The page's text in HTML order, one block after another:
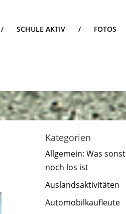
/ SCHULE AKTIV / FOTOS
Kategorien
Allgemein: Was sonst
noch los ist
Auslandsaktivitäten
Automobilkaufleute